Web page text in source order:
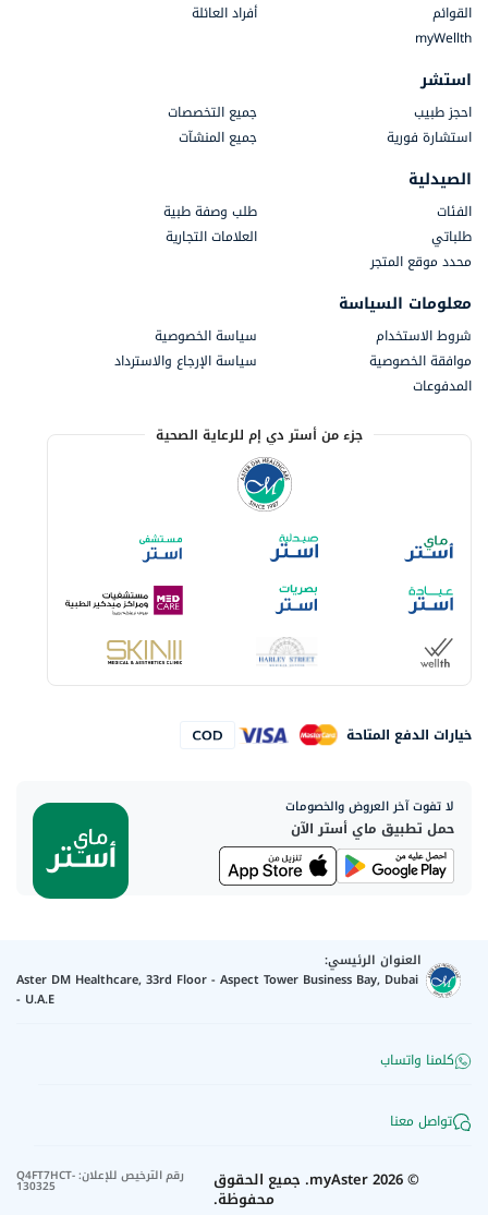
القوائم
أفراد العائلة
myWellth
استشر
احجز طبيب
جميع التخصصات
استشارة فورية
جميع المنشآت
الصيدلية
الفئات
طلب وصفة طبية
طلباتي
العلامات التجارية
محدد موقع المتجر
معلومات السياسة
شروط الاستخدام
سياسة الخصوصية
موافقة الخصوصية
سياسة الإرجاع والاسترداد
المدفوعات
جزء من أستر دي إم للرعاية الصحية
خيارات الدفع المتاحة
لا تفوت آخر العروض والخصومات
حمل تطبيق ماي أستر الآن
العنوان الرئيسي:
Aster DM Healthcare, 33rd Floor - Aspect Tower Business Bay, Dubai
- U.A.E
كلمنا واتساب
تواصل معنا
©
2026
myAster. جميع الحقوق
محفوظة.
رقم الترخيص للإعلان:
Q4FT7HCT-
130325